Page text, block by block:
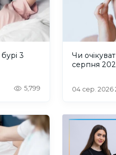
3
5,799
Чи
серпня
04 сер. 2026